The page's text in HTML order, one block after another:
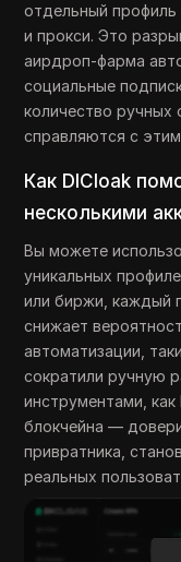
отдельный профиль
и прокси. Это
аирдроп-фарма
социальные
количество
справляются с
Как DICloak
несколькими
Вы можете
уникальных
или биржи, каждый
снижает
автоматизации,
сократили ручную
инструментами,
блокчейна —
привратника,
реальных